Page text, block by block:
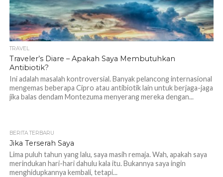
TRAVEL
Traveler’s Diare – Apakah Saya Membutuhkan
Antibiotik?
Ini adalah masalah kontroversial. Banyak pelancong internasional
mengemas beberapa Cipro atau antibiotik lain untuk berjaga-jaga
jika balas dendam Montezuma menyerang mereka dengan...
BERITA TERBARU
Jika Terserah Saya
Lima puluh tahun yang lalu, saya masih remaja. Wah, apakah saya
merindukan hari-hari dahulu kala itu. Bukannya saya ingin
menghidupkannya kembali, tetapi...